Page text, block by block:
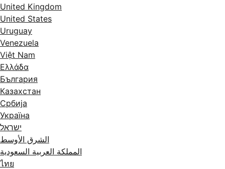
United Kingdom
United States
Uruguay
Venezuela
Việt Nam
Ελλάδα
България
Казахстан
Србија
Україна
ישראל
الشرق الأوسط
المملكة العربية السعودية
ไทย